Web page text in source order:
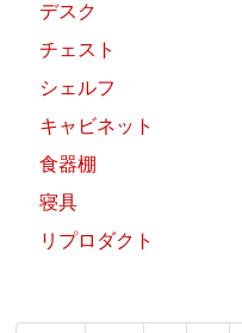
デスク
チェスト
シェルフ
キャビネット
食器棚
寝具
リプロダクト